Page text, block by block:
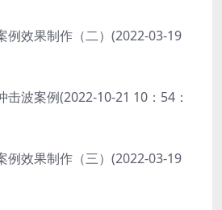
例效果制作（二）(2022-03-19
击波案例(2022-10-21 10：54：
例效果制作（三）(2022-03-19